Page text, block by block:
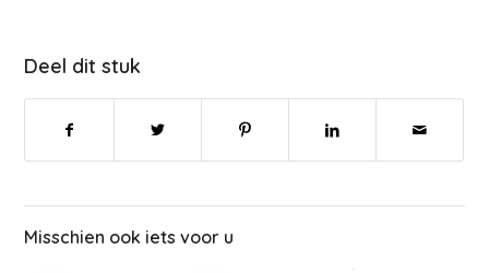
Deel dit stuk
Misschien ook iets voor u